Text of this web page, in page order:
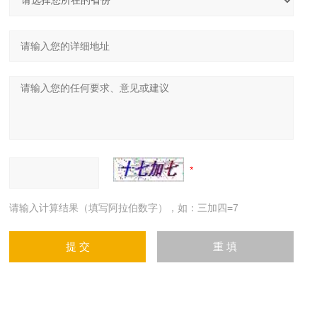
请输入计算结果（填写阿拉伯数字），如：三加四=7